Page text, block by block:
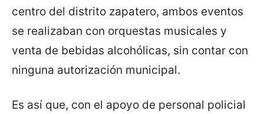
centro del distrito zapatero, ambos eventos
se realizaban con orquestas musicales y
venta de bebidas alcohólicas, sin contar con
ninguna autorización municipal.
Es así que, con el apoyo de personal policial